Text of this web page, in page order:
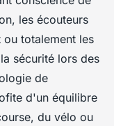
les écouteurs
totalement les
sécurité lors des
de
d'un équilibre
du vélo ou